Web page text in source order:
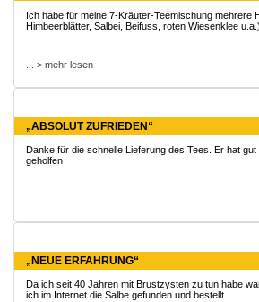
Ich habe für meine 7-Kräuter-Teemischung mehrere
Himbeerblätter, Salbei, Beifuss, roten Wiesenklee
... > mehr lesen
„ABSOLUT ZUFRIEDEN“
Danke für die schnelle Lieferung des Tees. Er hat
geholfen
„NEUE ERFAHRUNG“
Da ich seit 40 Jahren mit Brustzysten zu tun habe
ich im Internet die Salbe gefunden und bestellt …